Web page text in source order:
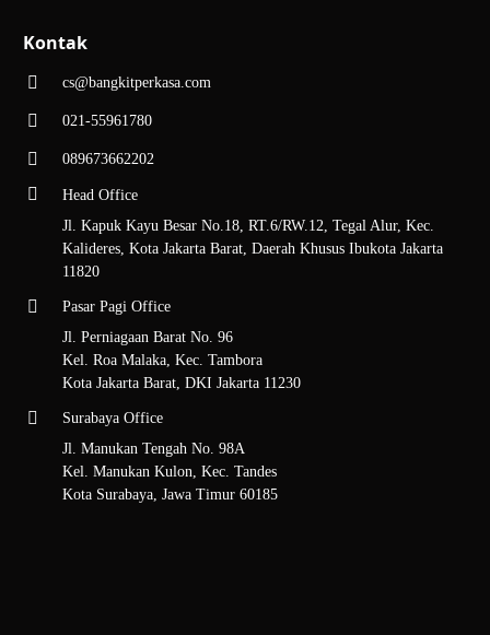
Kontak
cs@bangkitperkasa.com
021-55961780
089673662202
Head Office
Jl. Kapuk Kayu Besar No.18, RT.6/RW.12, Tegal Alur, Kec.
Kalideres, Kota Jakarta Barat, Daerah Khusus Ibukota Jakarta
11820
Pasar Pagi Office
Jl. Perniagaan Barat No. 96
Kel. Roa Malaka, Kec. Tambora
Kota Jakarta Barat, DKI Jakarta 11230
Surabaya Office
Jl. Manukan Tengah No. 98A
Kel. Manukan Kulon, Kec. Tandes
Kota Surabaya, Jawa Timur 60185